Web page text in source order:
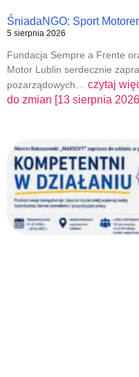
ŚniadaNGO: Sport
5 sierpnia 2026
Fundacja Sempre a Frente
Motor Lublin serdecznie
pozarządowych… czytaj
do zmian [13 sierpnia